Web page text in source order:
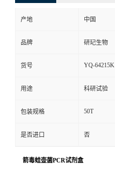
产地 中国
品牌 研玘生物
货号 YQ-64215K
用途 科研试验
包装规格 50T
是否进口 否
箭毒蛙壶菌PCR试剂盒